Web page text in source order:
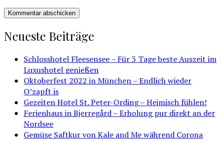
Neueste Beiträge
Schlosshotel Fleesensee – Für 3 Tage beste Auszeit im
Luxushotel genießen
Oktoberfest 2022 in München – Endlich wieder
O’zapft is
Gezeiten Hotel St. Peter-Ording – Heimisch fühlen!
Ferienhaus in Bjerregård – Erholung pur direkt an der
Nordsee
Gemüse Saftkur von Kale and Me während Corona